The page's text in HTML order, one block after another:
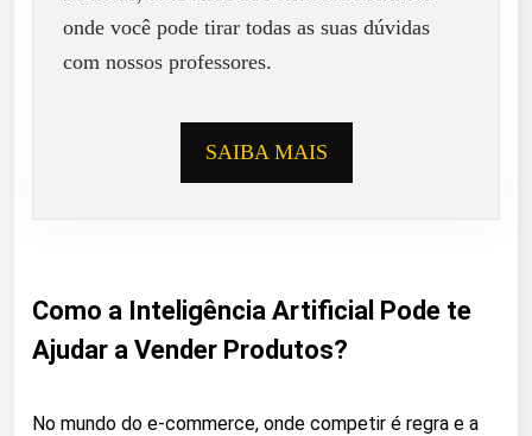
onde você pode tirar todas as suas dúvidas
com nossos professores.
SAIBA MAIS
Como a Inteligência Artificial Pode te
Ajudar a Vender Produtos?
No mundo do e-commerce, onde competir é regra e a